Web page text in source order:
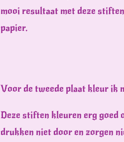
mooi resultaat met deze
papier.
Voor de tweede plaat kleur ik
Deze stiften kleuren erg goed
drukken niet door en zorgen